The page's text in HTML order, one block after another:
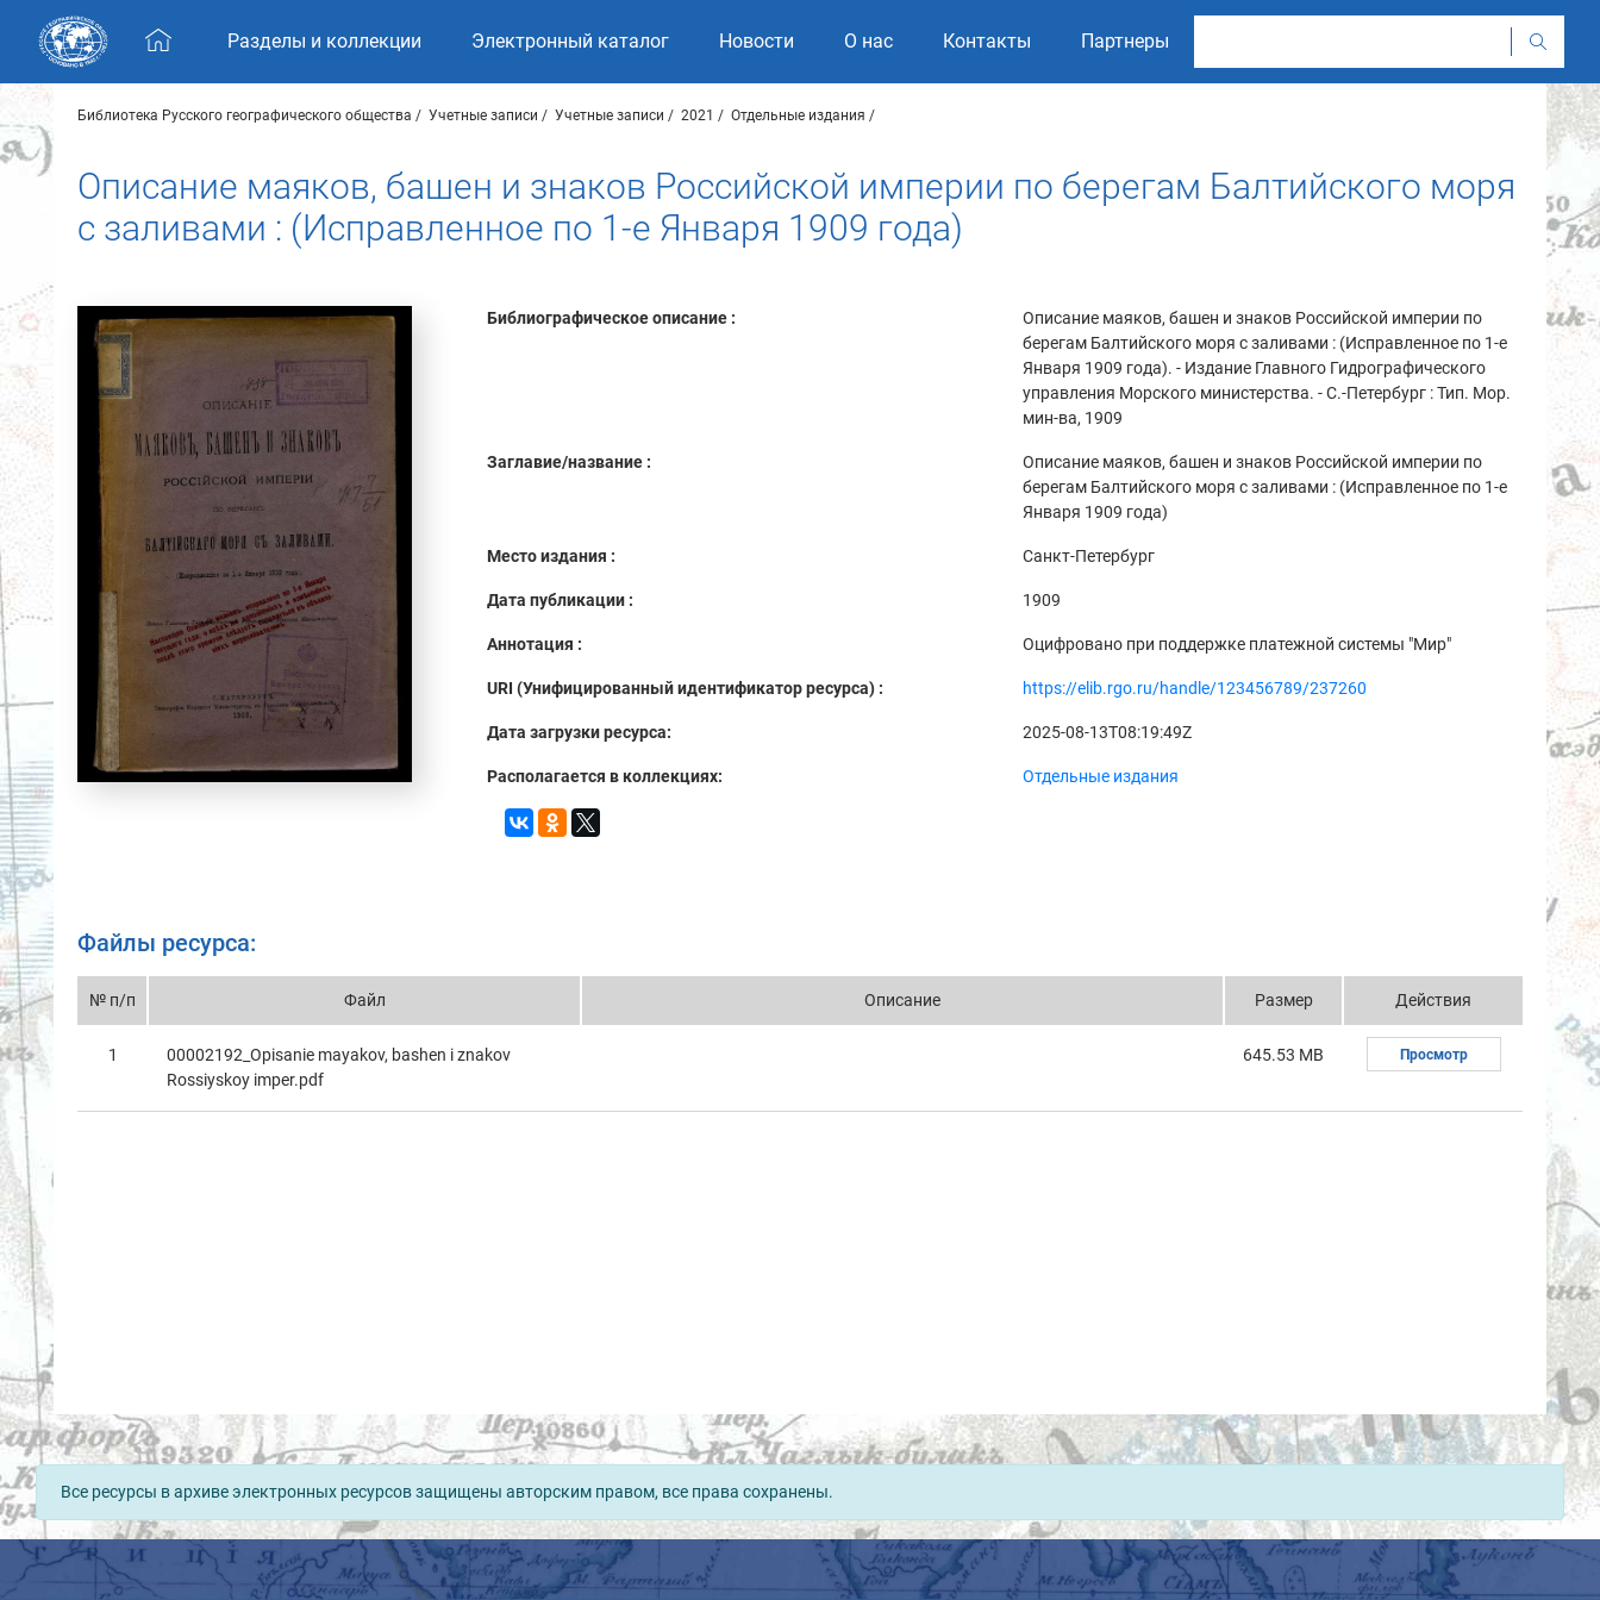
Skip navigation
Разделы и коллекции Электронный каталог Новости О нас Контакты Партнеры
Библиотека Русского географического общества Учетные записи Учетные записи 2021 Отдельные издания
Описание маяков, башен и знаков Российской империи по берегам Балтийского моря
с заливами : (Исправленное по 1-е Января 1909 года)
Библиографическое описание :
Описание маяков, башен и знаков Российской империи по
берегам Балтийского моря с заливами : (Исправленное по 1-е
Января 1909 года). - Издание Главного Гидрографического
управления Морского министерства. - С.-Петербург : Тип. Мор.
мин-ва, 1909
Заглавие/название :
Описание маяков, башен и знаков Российской империи по
берегам Балтийского моря с заливами : (Исправленное по 1-е
Января 1909 года)
Место издания : Санкт-Петербург
Дата публикации : 1909
Аннотация : Оцифровано при поддержке платежной системы "Мир"
URI (Унифицированный идентификатор ресурса) : https://elib.rgo.ru/handle/123456789/237260
Дата загрузки ресурса: 2025-08-13T08:19:49Z
Располагается в коллекциях: Отдельные издания
Файлы ресурса:
№ п/п Файл Описание Размер Действия
1
00002192_Opisаnie mаyakov, bаshen i znаkov
Rossiyskoy imper.pdf
645.53 MB Просмотр
Все ресурсы в архиве электронных ресурсов защищены авторским правом, все права сохранены.